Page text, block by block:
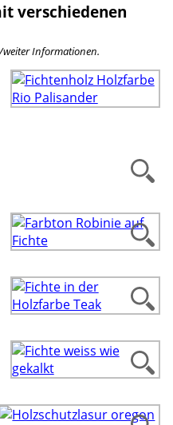
verschiedenen
Informationen.